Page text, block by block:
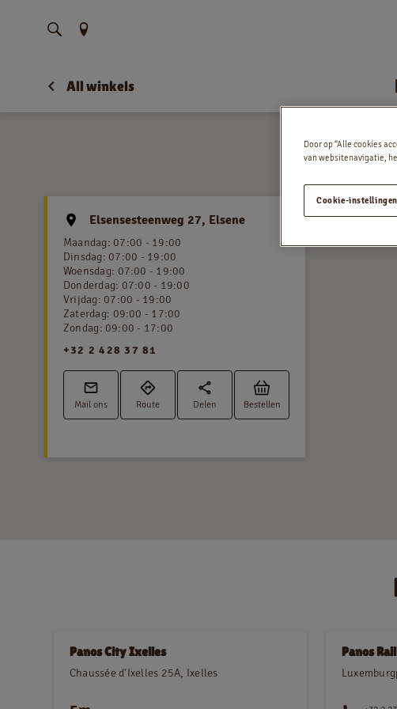
Vind uw locatie
All winkels
Elsensesteenweg 27, Elsene
Maandag: 07:00 - 19:00
Dinsdag: 07:00 - 19:00
Woensdag: 07:00 - 19:00
Donderdag: 07:00 - 19:00
Vrijdag: 07:00 - 19:00
Zaterdag: 09:00 - 17:00
Zondag: 09:00 - 17:00
+32 2 428 37 81
Mail ons Route Delen Bestellen
Panos City Ixelles
Chaussée d'Ixelles 25A, Ixelles
Panos
Door op “Alle cookies
van websitenavigatie,
Cookie-instellingen